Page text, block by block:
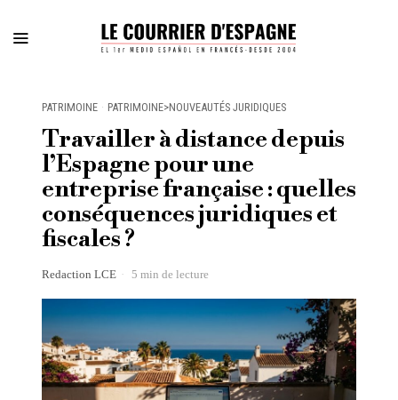
PATRIMOINE · PATRIMOINE>NOUVEAUTÉS JURIDIQUES
Travailler à distance depuis
l’Espagne pour une
entreprise française : quelles
conséquences juridiques et
fiscales ?
Redaction LCE 5 min de lecture